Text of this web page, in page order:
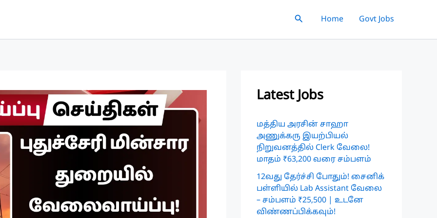
SearchHome Govt Jobs
Latest Jobs
மத்திய அரசின் சாஹா
அணுக்கரு இயற்பியல்
நிறுவனத்தில் Clerk வேலை!
மாதம் ₹63,200 வரை சம்பளம்
12வது தேர்ச்சி போதும்! சைனிக்
பள்ளியில் Lab Assistant வேலை
– சம்பளம் ₹25,500 | உடனே
விண்ணப்பிக்கவும்!